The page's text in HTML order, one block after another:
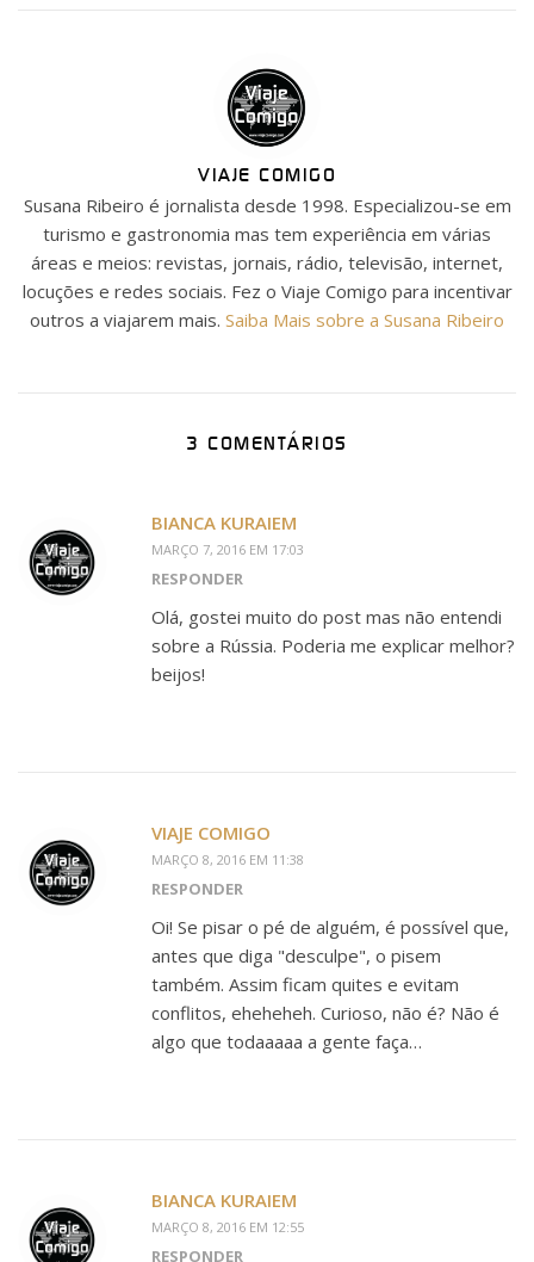
VIAJE COMIGO
Susana Ribeiro é jornalista desde 1998. Especializou-se em
turismo e gastronomia mas tem experiência em várias
áreas e meios: revistas, jornais, rádio, televisão, internet,
locuções e redes sociais. Fez o Viaje Comigo para incentivar
outros a viajarem mais. Saiba Mais sobre a Susana Ribeiro
3 COMENTÁRIOS
BIANCA KURAIEM
MARÇO 7, 2016 EM 17:03
RESPONDER
Olá, gostei muito do post mas não entendi
sobre a Rússia. Poderia me explicar melhor?
beijos!
VIAJE COMIGO
MARÇO 8, 2016 EM 11:38
RESPONDER
Oi! Se pisar o pé de alguém, é possível que,
antes que diga "desculpe", o pisem
também. Assim ficam quites e evitam
conflitos, eheheheh. Curioso, não é? Não é
algo que todaaaaa a gente faça…
BIANCA KURAIEM
MARÇO 8, 2016 EM 12:55
RESPONDER